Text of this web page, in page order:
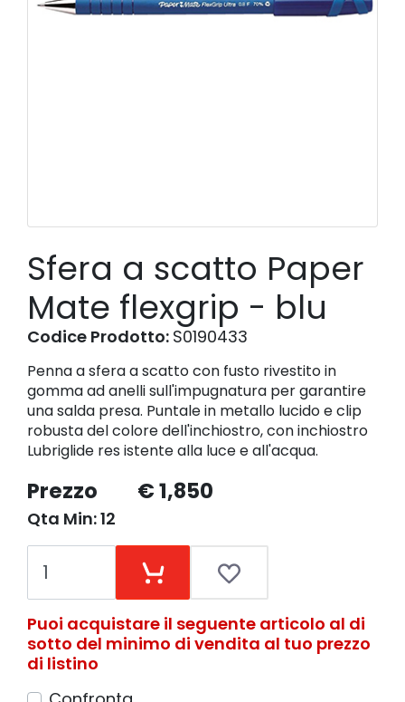
Sfera a scatto Paper
Mate flexgrip - blu
Codice Prodotto: S0190433
Penna a sfera a scatto con fusto rivestito in
gomma ad anelli sull'impugnatura per garantire
una salda presa. Puntale in metallo lucido e clip
robusta del colore dell'inchiostro, con inchiostro
Lubriglide res istente alla luce e all'acqua.
Prezzo € 1,850
Qta Min: 12
Puoi acquistare il seguente articolo al di
sotto del minimo di vendita al tuo prezzo
di listino